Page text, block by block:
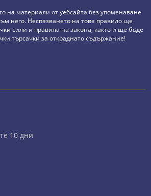
на материали от уебсайта без упоменаване
него. Неспазването на това правило ще
сили и правила на закона, както и ще бъде
търсачки за откраднато съдържание!
10 дни